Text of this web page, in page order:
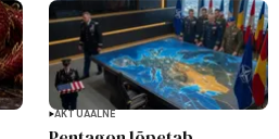
AKTUAALNE